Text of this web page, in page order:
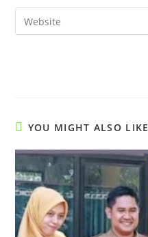
comment
email
address
Enter
your
YOU MIGHT ALSO LIKE